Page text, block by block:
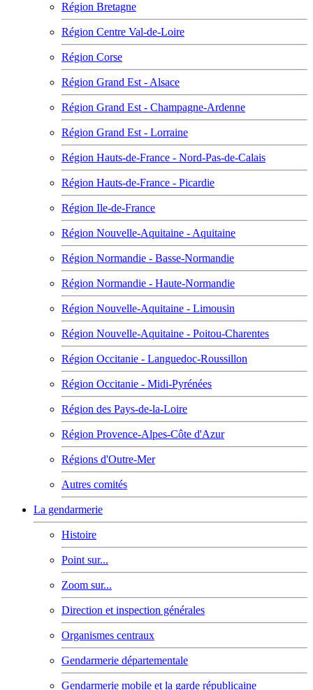
Région Bretagne
Région Centre Val-de-Loire
Région Corse
Région Grand Est - Alsace
Région Grand Est - Champagne-Ardenne
Région Grand Est - Lorraine
Région Hauts-de-France - Nord-Pas-de-Calais
Région Hauts-de-France - Picardie
Région Ile-de-France
Région Nouvelle-Aquitaine - Aquitaine
Région Normandie - Basse-Normandie
Région Normandie - Haute-Normandie
Région Nouvelle-Aquitaine - Limousin
Région Nouvelle-Aquitaine - Poitou-Charentes
Région Occitanie - Languedoc-Roussillon
Région Occitanie - Midi-Pyrénées
Région des Pays-de-la-Loire
Région Provence-Alpes-Côte d'Azur
Régions d'Outre-Mer
Autres comités
La gendarmerie
Histoire
Point sur...
Zoom sur...
Direction et inspection générales
Organismes centraux
Gendarmerie départementale
Gendarmerie mobile et la garde républicaine